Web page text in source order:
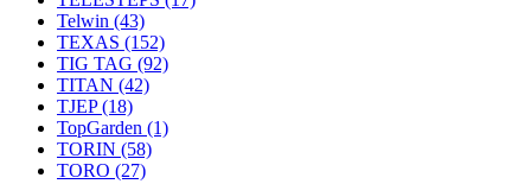
Telwin (43)
TEXAS (152)
TIG TAG (92)
TITAN (42)
TJEP(18)
TopGarden (1)
TORIN (58)
TORO (27)